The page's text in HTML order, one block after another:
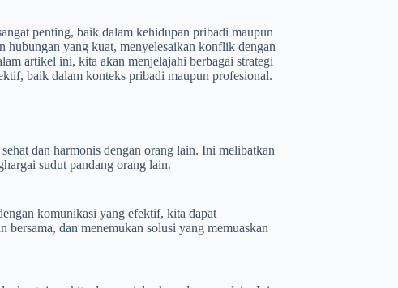
penting, baik dalam kehidupan pribadi maupun
yang kuat, menyelesaikan konflik dengan
artikel ini, kita akan menjelajahi berbagai strategi
baik dalam konteks pribadi maupun profesional.
dan harmonis dengan orang lain. Ini melibatkan
sudut pandang orang lain.
komunikasi yang efektif, kita dapat
dan menemukan solusi yang memuaskan